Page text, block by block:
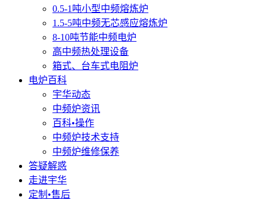
0.5-1吨小型中频熔炼炉
1.5-5吨中频无芯感应熔炼炉
8-10吨节能中频电炉
高中频热处理设备
箱式、台车式电阻炉
电炉百科
宇华动态
中频炉资讯
百科•操作
中频炉技术支持
中频炉维修保养
答疑解惑
走进宇华
定制•售后